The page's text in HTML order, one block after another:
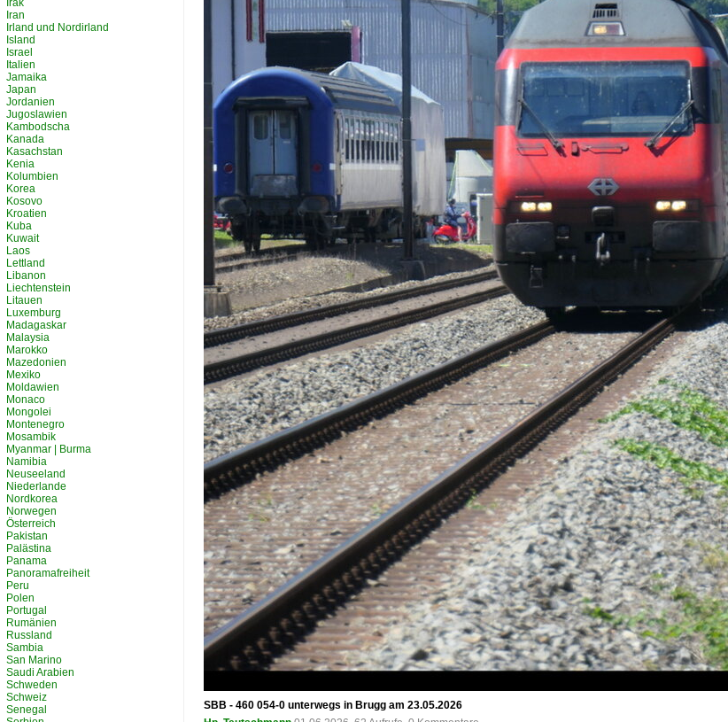
SBB - 460 054-0 unterwegs in Brugg am 23.05.2026
Irak
Iran
Irland und Nordirland
Island
Israel
Italien
Jamaika
Japan
Jordanien
Jugoslawien
Kambodscha
Kanada
Kasachstan
Kenia
Kolumbien
Korea
Kosovo
Kroatien
Kuba
Kuwait
Laos
Lettland
Libanon
Liechtenstein
Litauen
Luxemburg
Madagaskar
Malaysia
Marokko
Mazedonien
Mexiko
Moldawien
Monaco
Mongolei
Montenegro
Mosambik
Myanmar | Burma
Namibia
Neuseeland
Niederlande
Nordkorea
Norwegen
Österreich
Pakistan
Palästina
Panama
Panoramafreiheit
Peru
Polen
Portugal
Rumänien
Russland
Sambia
San Marino
Saudi Arabien
Schweden
Schweiz
Senegal